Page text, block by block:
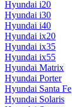
Hyundai i20
Hyundai i30
Hyundai i40
Hyundai ix20
Hyundai ix35
Hyundai ix55
Hyundai Matrix
Hyundai Porter
Hyundai Santa Fe
Hyundai Solaris